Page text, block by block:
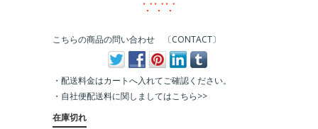
こちらの商品の問い合わせ 〔CONTACT〕
・配送料金はカートへ入れてご確認ください。
・ 自社便配送料に関しましてはこちら>>
在庫切れ